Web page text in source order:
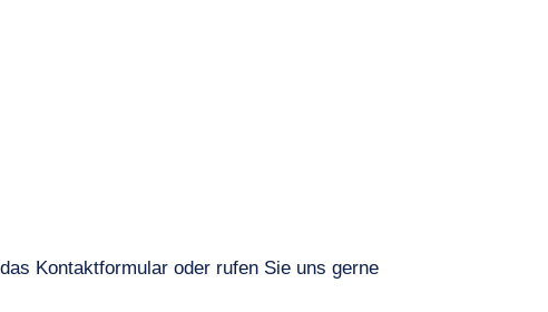
Kontaktformular oder rufen Sie uns gerne